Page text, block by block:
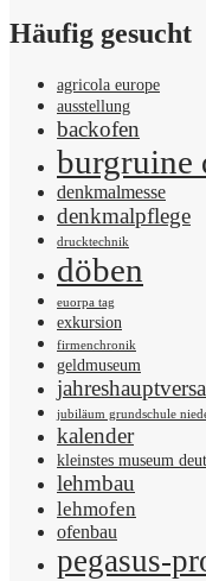
Häufig gesucht
agricola europe
ausstellung
backofen
burgruine
denkmalmesse
denkmalpflege
drucktechnik
döben
euorpa tag
exkursion
firmenchronik
geldmuseum
jubiläum grundschule
kalender
kleinstes museum
lehmbau
lehmofen
ofenbau
pegasus-